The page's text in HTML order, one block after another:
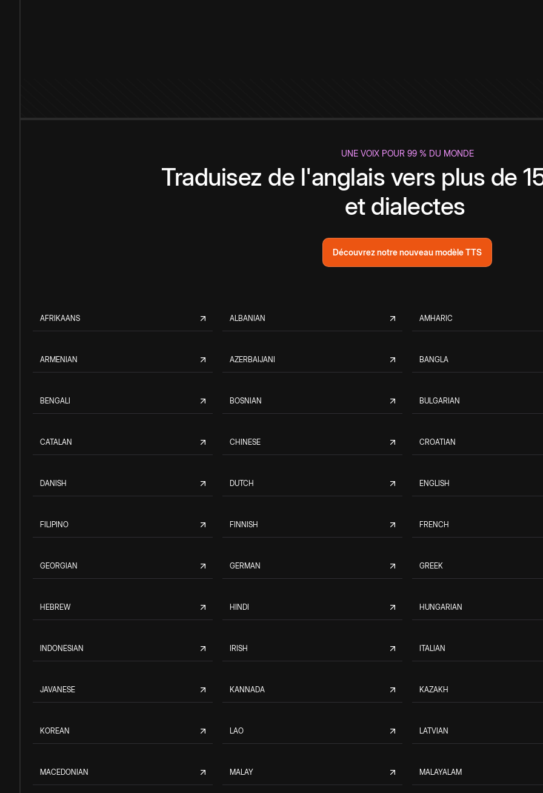
UNE VOIX POUR 99 % DU MONDE
Traduisez de l'anglais vers plus de
et dialectes
Découvrez notre nouveau modèle TTS
AFRIKAANS ALBANIAN AMHARIC
ARMENIAN AZERBAIJANI BANGLA
BENGALI BOSNIAN BULGARIAN
CATALAN CHINESE CROATIAN
DANISH DUTCH ENGLISH
FILIPINO FINNISH FRENCH
GEORGIAN GERMAN GREEK
HEBREW HINDI HUNGARIAN
INDONESIAN IRISH ITALIAN
JAVANESE KANNADA KAZAKH
KOREAN LAO LATVIAN
MACEDONIAN MALAY MALAYALAM